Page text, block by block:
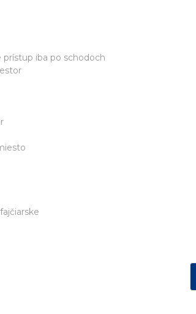
prístup iba po schodoch